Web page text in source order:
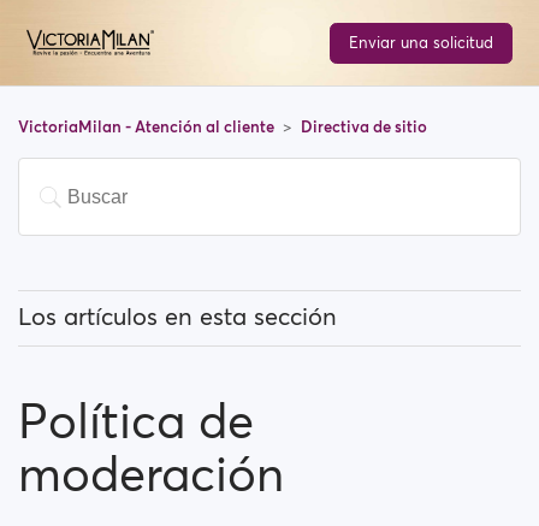
Enviar una solicitud
VictoriaMilan - Atención al cliente Directiva de sitio
Los artículos en esta sección
Política de moderación
Política de
moderación